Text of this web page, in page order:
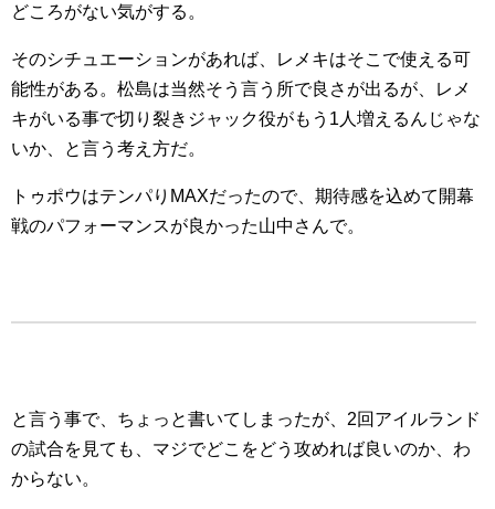
どころがない気がする。
そのシチュエーションがあれば、レメキはそこで使える可
能性がある。松島は当然そう言う所で良さが出るが、レメ
キがいる事で切り裂きジャック役がもう1人増えるんじゃな
いか、と言う考え方だ。
トゥポウはテンパりMAXだったので、期待感を込めて開幕
戦のパフォーマンスが良かった山中さんで。
と言う事で、ちょっと書いてしまったが、2回アイルランド
の試合を見ても、マジでどこをどう攻めれば良いのか、わ
からない。